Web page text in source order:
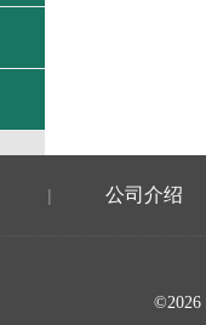
| 公司介绍